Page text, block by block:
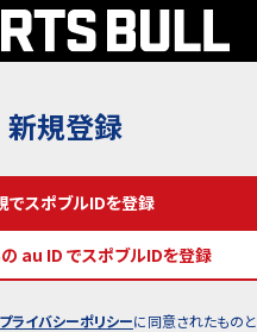
新規登録
でスポブルIDを登録
au ID でスポブルIDを登録
プライバシーポリシーに同意されたものと